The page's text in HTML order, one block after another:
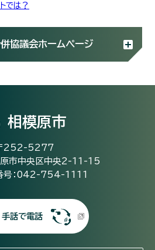
では？
併協議会ホームページ
相模原市
252-5277
原市中央区中央2-11-15
号：042-754-1111
手話で電話